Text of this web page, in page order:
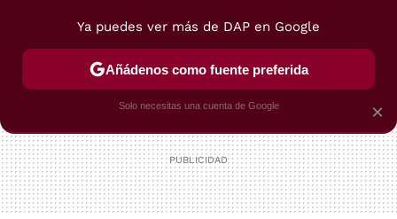
POSTRES VIAJES SELECCIÓN VEGUI
×
Ya puedes ver más de DAP en Google
Añádenos como fuente preferida
Solo necesitas una cuenta de Google